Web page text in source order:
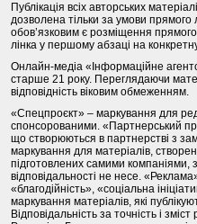
Публікація всіх авторських
дозволена тільки за умови прямого
обов’язковим є розміщення
лінка у першому абзаці на
Онлайн-медіа «Інформаційне
старше 21 року. Переглядаючи
відповідність віковим обмеженням.
«Спецпроєкт» – маркування для
спонсорованими. «Партнерський
що створюються в партнерстві з
маркування для матеріалів,
підготовлених самими компаніями,
відповідальності не несе.
«благодійність», «соціальна
маркування матеріалів, які
Відповідальність за точність і